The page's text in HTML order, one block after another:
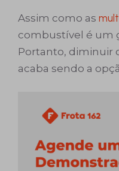
Assim como as
combustível é um
Portanto, diminuir
acaba sendo a